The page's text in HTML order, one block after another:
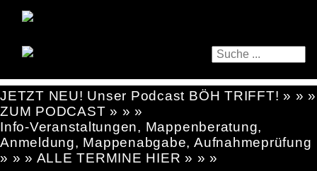
JETZT NEU! Unser Podcast BÖH TRIFFT! » » »
ZUM PODCAST » » »
Info-Veranstaltungen, Mappenberatung,
Anmeldung, Mappenabgabe, Aufnahmeprüfung
» » » ALLE TERMINE HIER » » »